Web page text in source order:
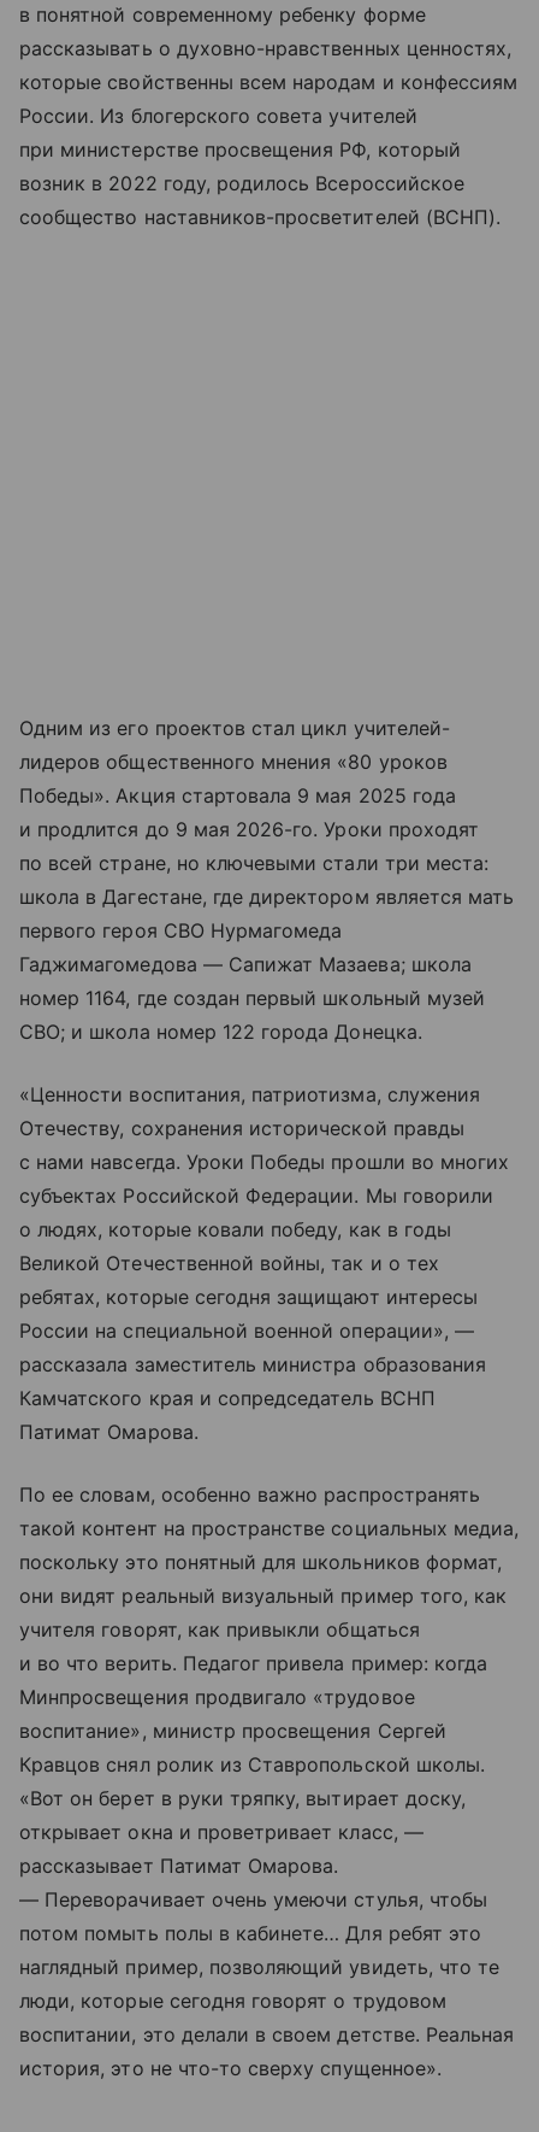
в понятной современному ребенку форме
рассказывать о духовно-нравственных ценностях,
которые свойственны всем народам и конфессиям
России. Из блогерского совета учителей
при министерстве просвещения РФ, который
возник в 2022 году, родилось Всероссийское
сообщество наставников-просветителей (ВСНП).
Одним из его проектов стал цикл учителей-
лидеров общественного мнения «80 уроков
Победы». Акция стартовала 9 мая 2025 года
и продлится до 9 мая 2026-го. Уроки проходят
по всей стране, но ключевыми стали три места:
школа в Дагестане, где директором является мать
первого героя СВО Нурмагомеда
Гаджимагомедова — Сапижат Мазаева; школа
номер 1164, где создан первый школьный музей
СВО; и школа номер 122 города Донецка.
«Ценности воспитания, патриотизма, служения
Отечеству, сохранения исторической правды
с нами навсегда. Уроки Победы прошли во многих
субъектах Российской Федерации. Мы говорили
о людях, которые ковали победу, как в годы
Великой Отечественной войны, так и о тех
ребятах, которые сегодня защищают интересы
России на специальной военной операции», —
рассказала заместитель министра образования
Камчатского края и сопредседатель ВСНП
Патимат Омарова.
По ее словам, особенно важно распространять
такой контент на пространстве социальных медиа,
поскольку это понятный для школьников формат,
они видят реальный визуальный пример того, как
учителя говорят, как привыкли общаться
и во что верить. Педагог привела пример: когда
Минпросвещения продвигало «трудовое
воспитание», министр просвещения Сергей
Кравцов снял ролик из Ставропольской школы.
«Вот он берет в руки тряпку, вытирает доску,
открывает окна и проветривает класс, —
рассказывает Патимат Омарова.
— Переворачивает очень умеючи стулья, чтобы
потом помыть полы в кабинете… Для ребят это
наглядный пример, позволяющий увидеть, что те
люди, которые сегодня говорят о трудовом
воспитании, это делали в своем детстве. Реальная
история, это не что-то сверху спущенное».